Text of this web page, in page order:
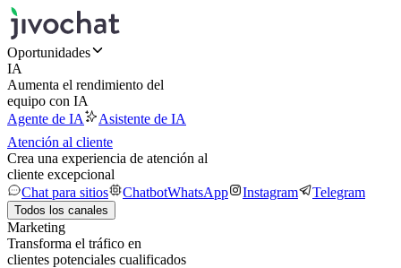
Oportunidades
IA
Aumenta el rendimiento del
equipo con IA
Agente de IA
Asistente de IA
Atención al cliente
Crea una experiencia de atención al
cliente excepcional
Chat para sitios
ChatbotWhatsApp Instagram Telegram
Todos los canales
Marketing
Transforma el tráfico en
clientes potenciales cualificados